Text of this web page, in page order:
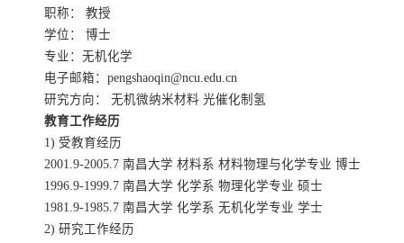
职称： 教授
学位： 博士
专业：无机化学
电子邮箱：pengshaoqin@ncu.edu.cn
研究方向： 无机微纳米材料 光催化制氢
教育工作经历
1) 受教育经历
2001.9-2005.7 南昌大学 材料系 材料物理与化学专业 博士
1996.9-1999.7 南昌大学 化学系 物理化学专业 硕士
1981.9-1985.7 南昌大学 化学系 无机化学专业 学士
2) 研究工作经历